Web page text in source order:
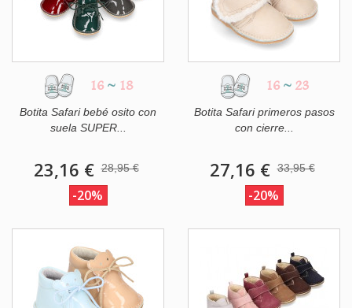
16 ~ 18
Botita Safari bebé osito con
suela SUPER...
23,16 € 28,95 €
-20%
16 ~ 23
Botita Safari primeros pasos
con cierre...
27,16 € 33,95 €
-20%